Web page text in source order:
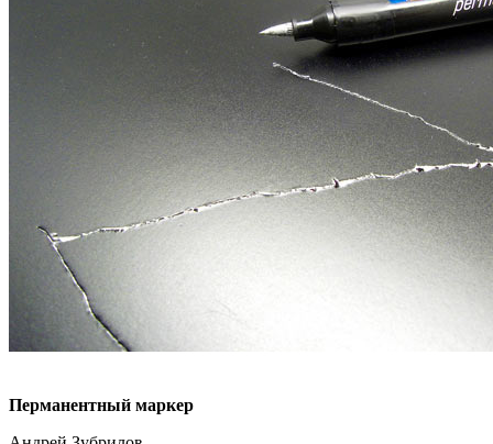
Перманентный маркер